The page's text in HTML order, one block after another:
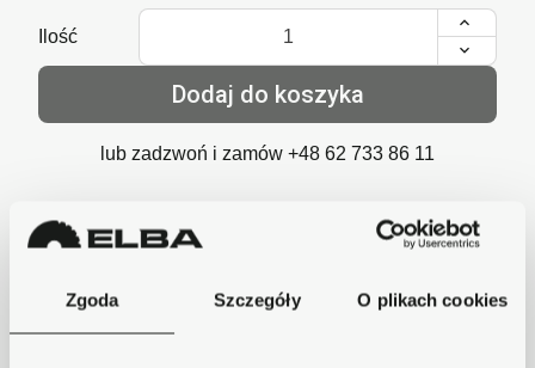
Zgoda Szczegóły O plikach cookies
Ilość
Dodaj do koszyka
lub zadzwoń i zamów +48 62 733 86 11
Szybka wysyłka